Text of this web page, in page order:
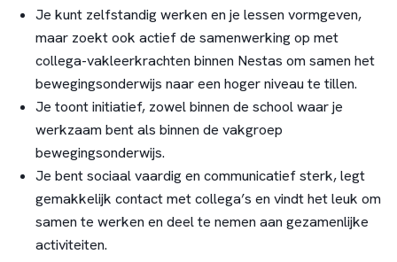
Je kunt zelfstandig werken en je lessen vormgeven,
maar zoekt ook actief de samenwerking op met
collega-vakleerkrachten binnen Nestas om samen het
bewegingsonderwijs naar een hoger niveau te tillen.
Je toont initiatief, zowel binnen de school waar je
werkzaam bent als binnen de vakgroep
bewegingsonderwijs.
Je bent sociaal vaardig en communicatief sterk, legt
gemakkelijk contact met collega’s en vindt het leuk om
samen te werken en deel te nemen aan gezamenlijke
activiteiten.